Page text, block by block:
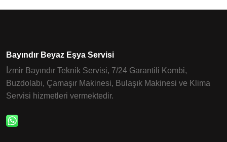
Bayındır Beyaz Eşya Servisi
İzmir Bayındır Teknik Servisi, 7/24 Garantili Kombi,
Buzdolabı, Çamaşır Makinesi, Bulaşık Makinesi ve Klima
Servisi hizmetleri vermektedir.